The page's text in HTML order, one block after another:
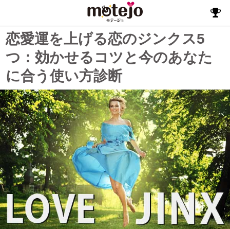
恋愛運を上げる恋のジンクス5
つ：効かせるコツと今のあなた
に合う使い方診断